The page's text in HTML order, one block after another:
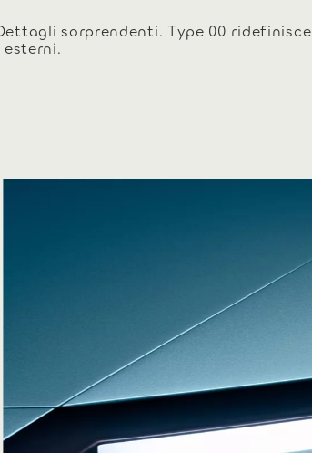
sorprendenti. Type 00 ridefinisce